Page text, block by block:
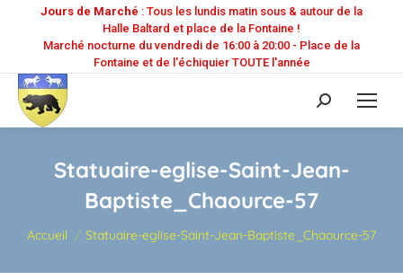
Jours de Marché : Tous les lundis matin sous & autour de la
Halle Baltard et place de la Fontaine !
Marché nocturne du vendredi de 16:00 à 20:00 - Place de la
Fontaine et de l'échiquier TOUTE l'année
Recherche
:
Statuaire-eglise-Saint-Jean-
Baptiste_Chaource-57
Vous êtes ici :
Accueil Statuaire-eglise-Saint-Jean-Baptiste_Chaource-57